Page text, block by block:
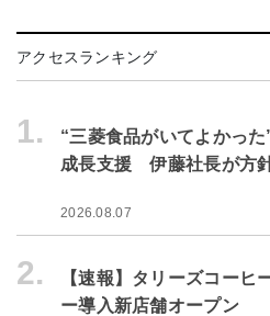
アクセスランキング
1.
“三菱食品がいてよかっ
成長支援 伊藤社長が方
2026.08.07
2.
【速報】タリーズコーヒ
ー導入新店舗オープン